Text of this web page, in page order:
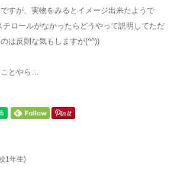
すが、実物をみるとイメージ出来たようで
ロールがなかったらどうやって説明してただ
は反則な気もしますが(^^))
ことやら…
1年生)